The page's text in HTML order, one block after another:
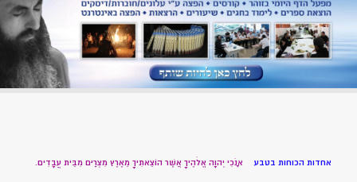
אחדות הכוחות בטבע אָנֹכִי יְהוָה אֱלֹהֶיךָ אֲשֶׁר הוֹצֵאתִיךָ מֵאֶרֶץ מִצְרַיִם מִבֵּית עֲבָדִים.